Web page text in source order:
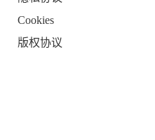
Cookies
版权协议